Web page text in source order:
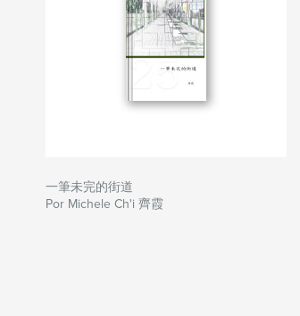
一筆未完的街道
Por Michele Ch'i 齊霞